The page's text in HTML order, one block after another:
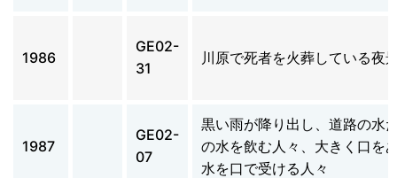
1986
GE02-
31
川原で死者を火葬している夜
1987
GE02-
07
黒い雨が降り出し、道路の水
の水を飲む人々、大きく口を
水を口で受ける人々